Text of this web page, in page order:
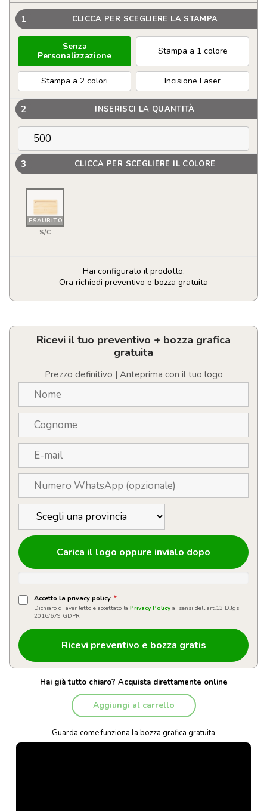
1 CLICCA PER SCEGLIERE LA STAMPA
Senza
Personalizzazione
Stampa a 1 colore
Stampa a 2 colori Incisione Laser
2 INSERISCI LA QUANTITÀ
3 CLICCA PER SCEGLIERE IL COLORE
ESAURITO
S/C
Hai configurato il prodotto.
Ora richiedi preventivo e bozza gratuita
Caricatore
Loubron
quantitàRicevi il tuo preventivo + bozza grafica
gratuita
Prezzo definitivo | Anteprima con il tuo logo
Carica il logo oppure invialo dopo
Accetto la privacy policy *
Dichiaro di aver letto e accettato la Privacy Policy ai sensi dell'art.13 D.lgs
2016/679 GDPR
Hai già tutto chiaro? Acquista direttamente online
Aggiungi al carrello
Guarda come funziona la bozza grafica gratuita